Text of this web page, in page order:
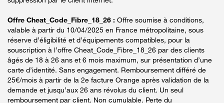
Offre Cheat_Code_Fibre_18_26 : Offre soumise à conditions,
valable à partir du 10/04/2025 en France métropolitaine, sous
réserve d’éligibilité et d’équipements compatibles, pour la
souscription à l’offre Cheat_Code_Fibre_18_26 par des clients
âgés de 18 à 26 ans et 6 mois maximum, sur présentation d’une
carte d’identité. Sans engagement. Remboursement différé de
25€/mois à partir de la 2e facture Orange après validation de la
demande et jusqu’aux 26 ans révolus du client. Un seul
remboursement par client. Non cumulable. Perte du